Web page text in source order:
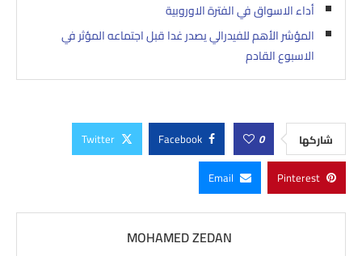
أداء الاسواق في الفترة الاوروبية
المؤشر الأهم للفيدرالي يصدر غدا قبل اجتماعه المؤثر في
الاسبوع القادم
شاركها 0
Facebook
Twitter
Pinterest
Email
MOHAMED ZEDAN